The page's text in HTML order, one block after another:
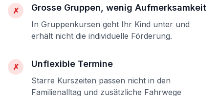
✗ Grosse Gruppen, wenig Aufmerksamkeit
In Gruppenkursen geht Ihr Kind unter und
erhält nicht die individuelle Förderung.
✗ Unflexible Termine
Starre Kurszeiten passen nicht in den
Familienalltag und zusätzliche Fahrwege